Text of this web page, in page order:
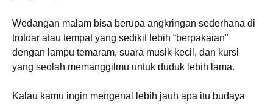
Wedangan malam bisa berupa angkringan sederhana di
trotoar atau tempat yang sedikit lebih “berpakaian”
dengan lampu temaram, suara musik kecil, dan kursi
yang seolah memanggilmu untuk duduk lebih lama.
Kalau kamu ingin mengenal lebih jauh apa itu budaya